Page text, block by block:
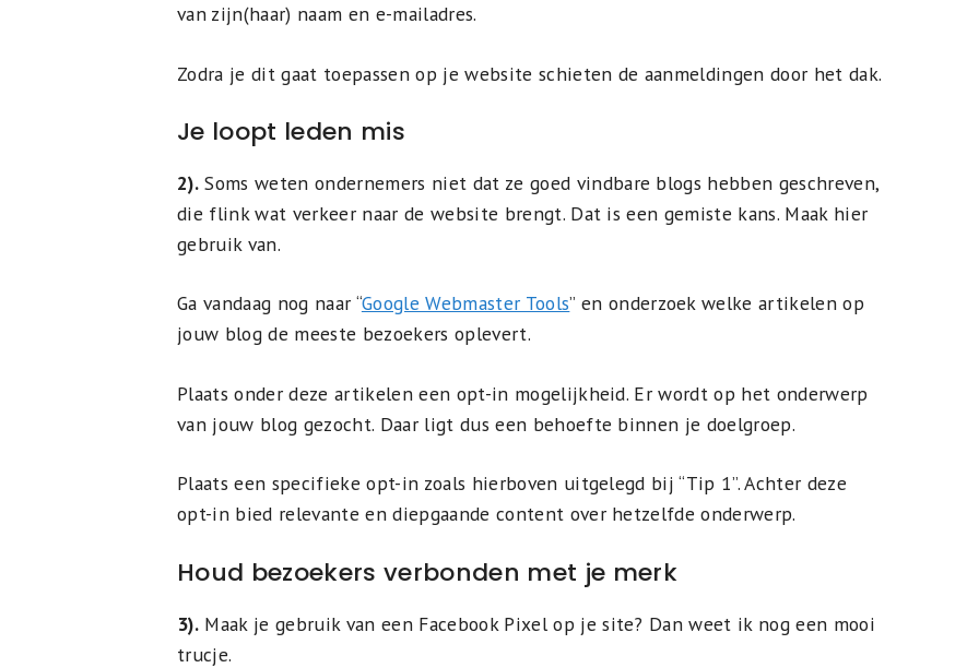
van zijn(haar) naam en e-mailadres.
Zodra je dit gaat toepassen op je website schieten de aanmeldingen door het dak.
Je loopt leden mis
2). Soms weten ondernemers niet dat ze goed vindbare blogs hebben geschreven,
die flink wat verkeer naar de website brengt. Dat is een gemiste kans. Maak hier
gebruik van.
Ga vandaag nog naar “Google Webmaster Tools” en onderzoek welke artikelen op
jouw blog de meeste bezoekers oplevert.
Plaats onder deze artikelen een opt-in mogelijkheid. Er wordt op het onderwerp
van jouw blog gezocht. Daar ligt dus een behoefte binnen je doelgroep.
Plaats een specifieke opt-in zoals hierboven uitgelegd bij “Tip 1”. Achter deze
opt-in bied relevante en diepgaande content over hetzelfde onderwerp.
Houd bezoekers verbonden met je merk
3). Maak je gebruik van een Facebook Pixel op je site? Dan weet ik nog een mooi
trucje.